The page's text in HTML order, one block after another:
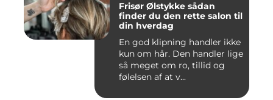
Frisør Ølstykke sådan
finder du den rette salon til
din hverdag
En god klipning handler ikke
kun om hår. Den handler lige
så meget om ro, tillid og
følelsen af at v...